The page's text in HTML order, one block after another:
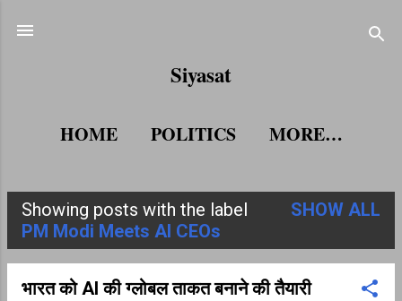
Siyasat
HOME POLITICS MORE…
P
o
Showing posts with the label
PM Modi Meets AI CEOs
SHOW ALL
भारत को AI की ग्लोबल ताकत बनाने की तैयारी